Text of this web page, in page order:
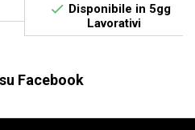
 Disponibile in 5gg
Lavorativi
Facebook